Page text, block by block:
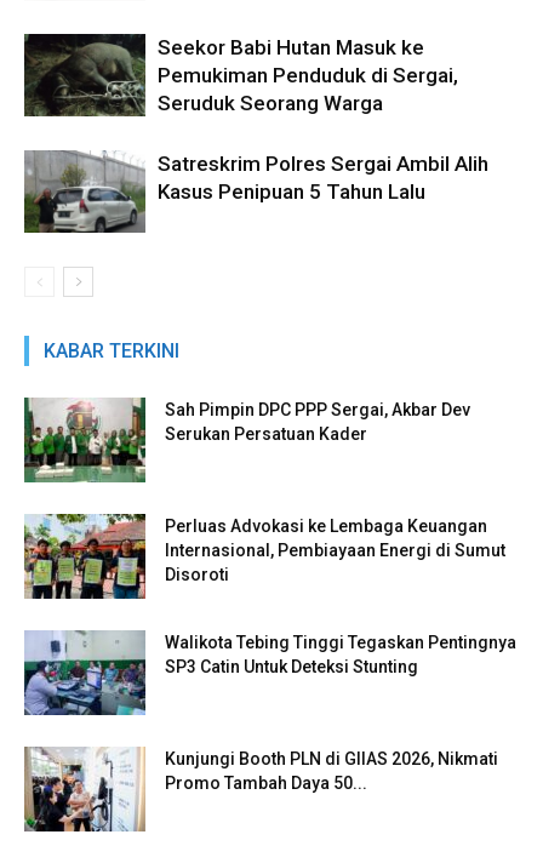
Seekor Babi Hutan Masuk ke
Pemukiman Penduduk di Sergai,
Seruduk Seorang Warga
Satreskrim Polres Sergai Ambil Alih
Kasus Penipuan 5 Tahun Lalu
KABAR TERKINI
Sah Pimpin DPC PPP Sergai, Akbar Dev
Serukan Persatuan Kader
Perluas Advokasi ke Lembaga Keuangan
Internasional, Pembiayaan Energi di Sumut
Disoroti
Walikota Tebing Tinggi Tegaskan Pentingnya
SP3 Catin Untuk Deteksi Stunting
Kunjungi Booth PLN di GIIAS 2026, Nikmati
Promo Tambah Daya 50...